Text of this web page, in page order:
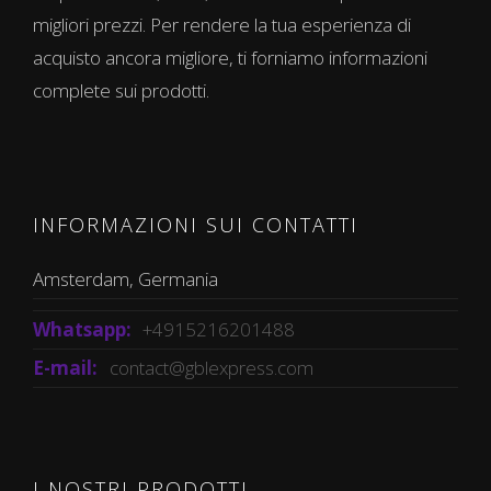
migliori prezzi. Per rendere la tua esperienza di
acquisto ancora migliore, ti forniamo informazioni
complete sui prodotti.
INFORMAZIONI SUI CONTATTI
Amsterdam, Germania
Whatsapp: +4915216201488
E-mail: contact@gblexpress.com